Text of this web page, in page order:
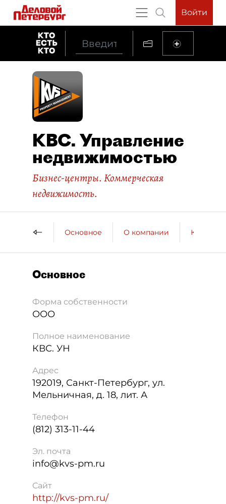
Войти
КВС. Управление
недвижимостью
Бизнес-центры. Коммерческая
недвижимость.
Основное О компании
Основное
Форма собственности
ООО
Полное наименование
КВС. УН
Адрес
192019, Санкт-Петербург, ул.
Мельничная, д. 18, лит. А
Телефон
(812) 313-11-44
Эл. почта
info@kvs-pm.ru
Сайт
http://kvs-pm.ru/